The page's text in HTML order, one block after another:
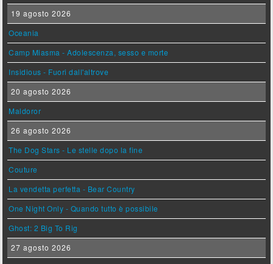
19 agosto 2026
Oceania
Camp Miasma - Adolescenza, sesso e morte
Insidious - Fuori dall'altrove
20 agosto 2026
Maldoror
26 agosto 2026
The Dog Stars - Le stelle dopo la fine
Couture
La vendetta perfetta - Bear Country
One Night Only - Quando tutto è possibile
Ghost: 2 Big To Rig
27 agosto 2026